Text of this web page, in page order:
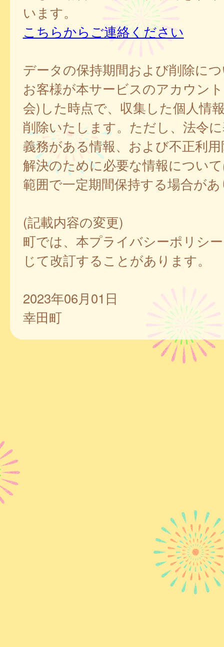
います。
こちらからご連絡ください
データの保持期間および削除に
お客様が本サービスのアカウン
会)した時点で、収集した個人情
削除いたします。ただし、法令
義務がある情報、および不正利
解決のために必要な情報につい
範囲で一定期間保持する場合が
(記載内容の変更)
町では、本プライバシーポリシ
じて改訂することがあります。
2023年06月01日
幸田町